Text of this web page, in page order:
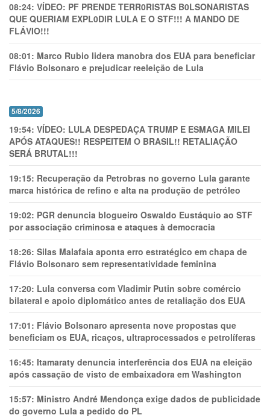
08:24: VÍDEO: PF PRENDE TERR0RlSTAS B0LSONARlSTAS
QUE QUERIAM EXPL0DlR LULA E O STF!!! A MANDO DE
FLÁVIO!!!
08:01: Marco Rubio lidera manobra dos EUA para beneficiar
Flávio Bolsonaro e prejudicar reeleição de Lula
5/8/2026
19:54: VÍDEO: LULA DESPEDAÇA TRUMP E ESMAGA MILEI
APÓS ATAQUES!! RESPEITEM O BRASIL!! RETALIAÇÃO
SERÁ BRUTAL!!!
19:15: Recuperação da Petrobras no governo Lula garante
marca histórica de refino e alta na produção de petróleo
19:02: PGR denuncia blogueiro Oswaldo Eustáquio ao STF
por associação criminosa e ataques à democracia
18:26: Silas Malafaia aponta erro estratégico em chapa de
Flávio Bolsonaro sem representatividade feminina
17:20: Lula conversa com Vladimir Putin sobre comércio
bilateral e apoio diplomático antes de retaliação dos EUA
17:01: Flávio Bolsonaro apresenta nove propostas que
beneficiam os EUA, ricaços, ultraprocessados e petrolíferas
16:45: Itamaraty denuncia interferência dos EUA na eleição
após cassação de visto de embaixadora em Washington
15:57: Ministro André Mendonça exige dados de publicidade
do governo Lula a pedido do PL